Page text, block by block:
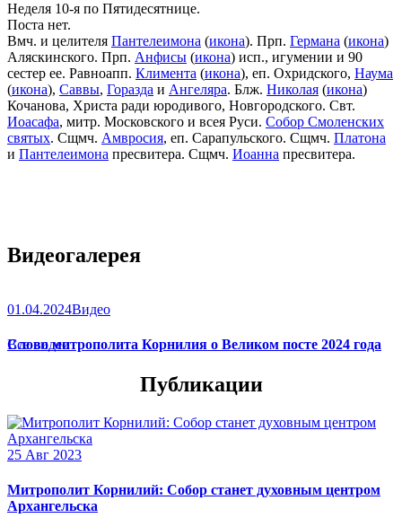
Неделя 10-я по Пятидесятнице.
Поста нет.
Вмч. и целителя Пантелеимона (икона). Прп. Германа (икона)
Аляскинского. Прп. Анфисы (икона) исп., игумении и 90
сестер ее. Равноапп. Климента (икона), еп. Охридского, Наума
(икона), Саввы, Горазда и Ангеляра. Блж. Николая (икона)
Кочанова, Христа ради юродивого, Новгородского. Свт.
Иоасафа, митр. Московского и всея Руси. Собор Смоленских
святых. Сщмч. Амвросия, еп. Сарапульского. Сщмч. Платона
и Пантелеимона пресвитера. Сщмч. Иоанна пресвитера.
Видеогалерея
01.04.2024Видео
Слово митрополита Корнилия о Великом посте 2024 года
Все видео
Публикации
25 Авг 2023
Митрополит Корнилий: Собор станет духовным центром
Архангельска